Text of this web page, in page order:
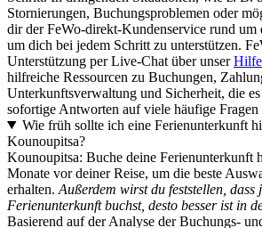
Stornierungen, Buchungsproblemen oder
dir der FeWo-direkt-Kundenservice rund
um dich bei jedem Schritt zu unterstützen.
Unterstützung per Live-Chat über unser
hilfreiche Ressourcen zu Buchungen,
Unterkunftsverwaltung und Sicherheit, die
sofortige Antworten auf viele häufige Fragen
Wie früh sollte ich eine Ferienunterkunft
Kounoupitsa?
Kounoupitsa: Buche deine Ferienunterkunft
Monate vor deiner Reise, um die beste
erhalten. Außerdem wirst du feststellen, dass
Ferienunterkunft buchst, desto besser ist in
Basierend auf der Analyse der Buchungs-